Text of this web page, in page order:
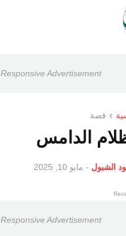
Responsive Advertisement
قصة
الدامس
الشبول - مايو 10, 2025
Responsive Advertisement